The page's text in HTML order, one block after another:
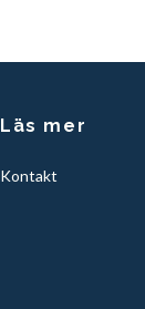
Läs mer
Kontakt